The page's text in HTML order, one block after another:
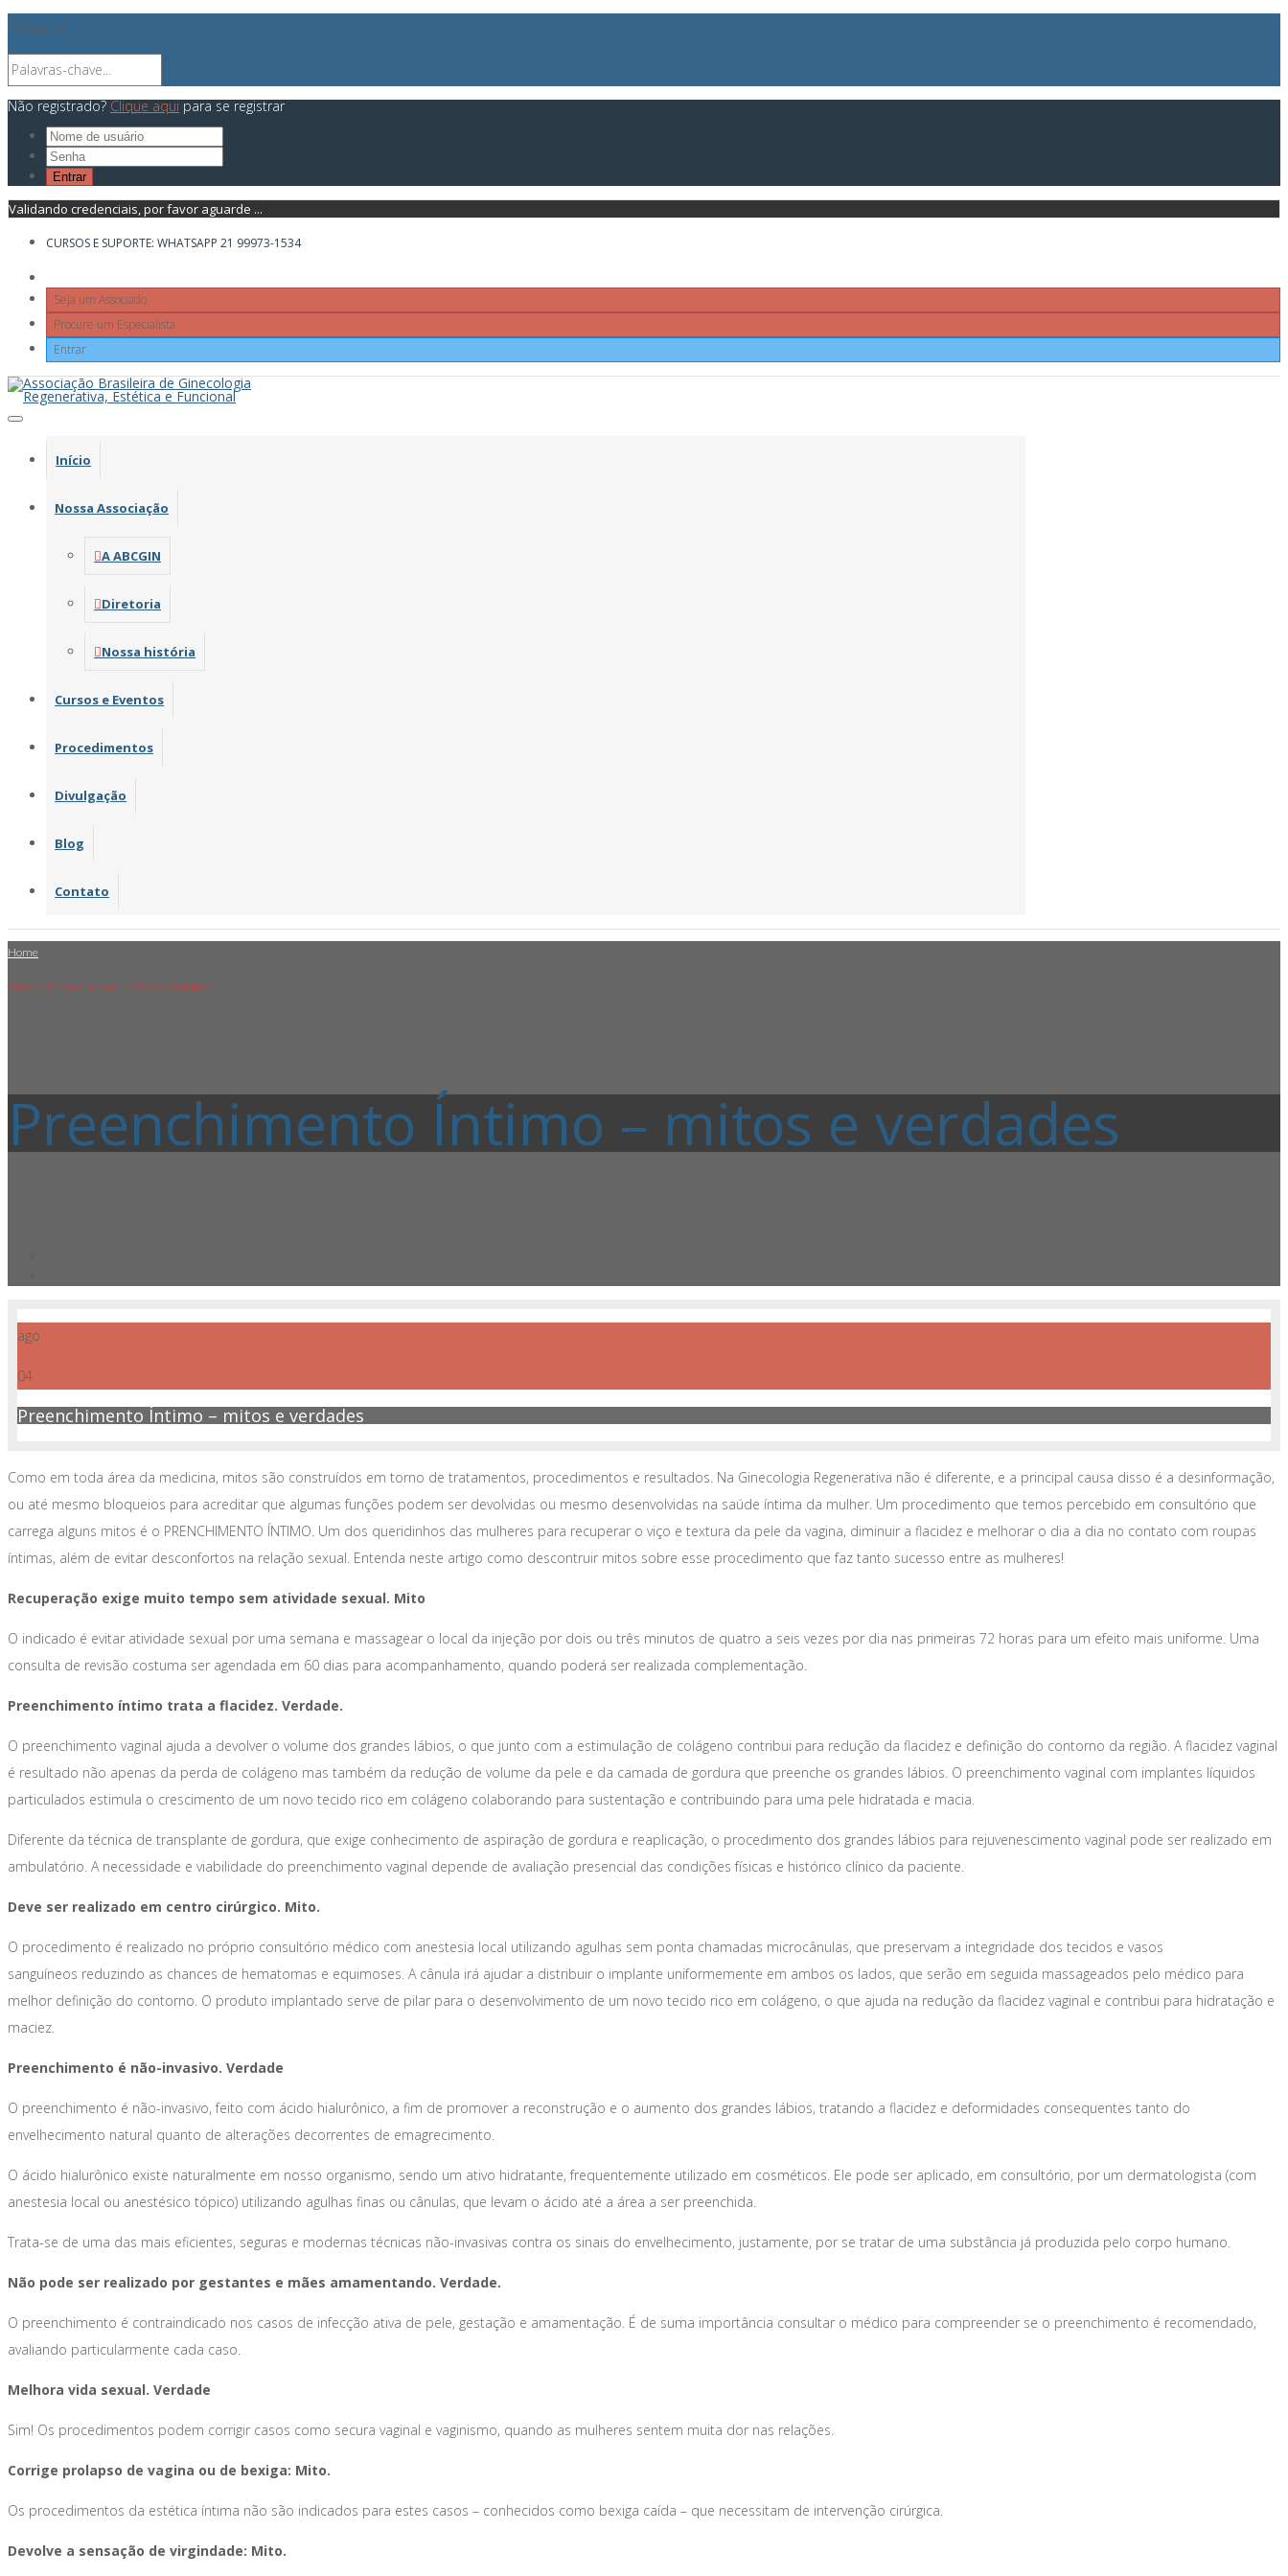
Pesquisar
Não registrado?Clique aquipara se registrar
Validando credenciais, por favor aguarde ...
CURSOS E SUPORTE: WHATSAPP 21 99973-1534
Seja um Associado
Procure um Especialista
Entrar
Início
Nossa Associação
A ABCGIN
Diretoria
Nossa história
Cursos e Eventos
Procedimentos
Divulgação
Blog
Contato
Home
Preenchimento Íntimo – mitos e verdades
Preenchimento Íntimo – mitos e verdades
ago
04
Preenchimento Íntimo – mitos e verdades
Como em toda área da medicina, mitos são construídos em torno de tratamentos, procedimentos e resultados. Na Ginecologia Regenerativa não é diferente, e a principal causa disso é a desinformação,
ou até mesmo bloqueios para acreditar que algumas funções podem ser devolvidas ou mesmo desenvolvidas na saúde íntima da mulher. Um procedimento que temos percebido em consultório que
carrega alguns mitos é o PRENCHIMENTO ÍNTIMO. Um dos queridinhos das mulheres para recuperar o viço e textura da pele da vagina, diminuir a flacidez e melhorar o dia a dia no contato com roupas
íntimas, além de evitar desconfortos na relação sexual. Entenda neste artigo como descontruir mitos sobre esse procedimento que faz tanto sucesso entre as mulheres!
Recuperação exige muito tempo sem atividade sexual. Mito
O indicado é evitar atividade sexual por uma semana e massagear o local da injeção por dois ou três minutos de quatro a seis vezes por dia nas primeiras 72 horas para um efeito mais uniforme. Uma
consulta de revisão costuma ser agendada em 60 dias para acompanhamento, quando poderá ser realizada complementação.
Preenchimento íntimo trata a flacidez. Verdade.
O preenchimento vaginal ajuda a devolver o volume dos grandes lábios, o que junto com a estimulação de colágeno contribui para redução da flacidez e definição do contorno da região. A flacidez vaginal
é resultado não apenas da perda de colágeno mas também da redução de volume da pele e da camada de gordura que preenche os grandes lábios. O preenchimento vaginal com implantes líquidos
particulados estimula o crescimento de um novo tecido rico em colágeno colaborando para sustentação e contribuindo para uma pele hidratada e macia.
Diferente da técnica de transplante de gordura, que exige conhecimento de aspiração de gordura e reaplicação, o procedimento dos grandes lábios para rejuvenescimento vaginal pode ser realizado em
ambulatório. A necessidade e viabilidade do preenchimento vaginal depende de avaliação presencial das condições físicas e histórico clínico da paciente.
Deve ser realizado em centro cirúrgico. Mito.
O procedimento é realizado no próprio consultório médico com anestesia local utilizando agulhas sem ponta chamadas microcânulas, que preservam a integridade dos tecidos e vasos
sanguíneos reduzindo as chances de hematomas e equimoses. A cânula irá ajudar a distribuir o implante uniformemente em ambos os lados, que serão em seguida massageados pelo médico para
melhor definição do contorno. O produto implantado serve de pilar para o desenvolvimento de um novo tecido rico em colágeno, o que ajuda na redução da flacidez vaginal e contribui para hidratação e
maciez.
Preenchimento é não-invasivo. Verdade
O preenchimento é não-invasivo, feito com ácido hialurônico, a fim de promover a reconstrução e o aumento dos grandes lábios, tratando a flacidez e deformidades consequentes tanto do
envelhecimento natural quanto de alterações decorrentes de emagrecimento.
O ácido hialurônico existe naturalmente em nosso organismo, sendo um ativo hidratante, frequentemente utilizado em cosméticos. Ele pode ser aplicado, em consultório, por um dermatologista (com
anestesia local ou anestésico tópico) utilizando agulhas finas ou cânulas, que levam o ácido até a área a ser preenchida.
Trata-se de uma das mais eficientes, seguras e modernas técnicas não-invasivas contra os sinais do envelhecimento, justamente, por se tratar de uma substância já produzida pelo corpo humano.
Não pode ser realizado por gestantes e mães amamentando. Verdade.
O preenchimento é contraindicado nos casos de infecção ativa de pele, gestação e amamentação. É de suma importância consultar o médico para compreender se o preenchimento é recomendado,
avaliando particularmente cada caso.
Melhora vida sexual. Verdade
Sim! Os procedimentos podem corrigir casos como secura vaginal e vaginismo, quando as mulheres sentem muita dor nas relações.
Corrige prolapso de vagina ou de bexiga: Mito.
Os procedimentos da estética íntima não são indicados para estes casos – conhecidos como bexiga caída – que necessitam de intervenção cirúrgica.
Devolve a sensação de virgindade: Mito.